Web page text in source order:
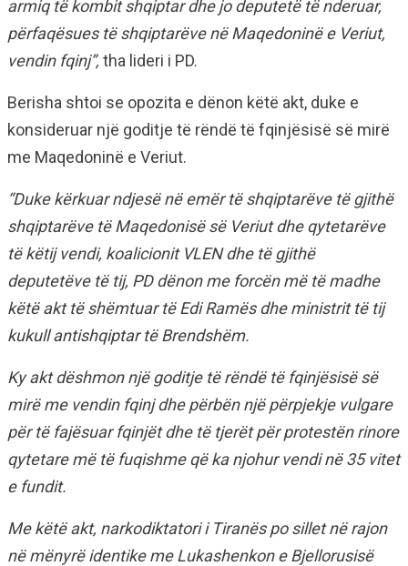
armiq të kombit shqiptar dhe jo deputetë të nderuar,
përfaqësues të shqiptarëve në Maqedoninë e Veriut,
vendin fqinj”, tha lideri i PD.
Berisha shtoi se opozita e dënon këtë akt, duke e
konsideruar një goditje të rëndë të fqinjësisë së mirë
me Maqedoninë e Veriut.
“Duke kërkuar ndjesë në emër të shqiptarëve të gjithë
shqiptarëve të Maqedonisë së Veriut dhe qytetarëve
të këtij vendi, koalicionit VLEN dhe të gjithë
deputetëve të tij, PD dënon me forcën më të madhe
këtë akt të shëmtuar të Edi Ramës dhe ministrit të tij
kukull antishqiptar të Brendshëm.
Ky akt dëshmon një goditje të rëndë të fqinjësisë së
mirë me vendin fqinj dhe përbën një përpjekje vulgare
për të fajësuar fqinjët dhe të tjerët për protestën rinore
qytetare më të fuqishme që ka njohur vendi në 35 vitet
e fundit.
Me këtë akt, narkodiktatori i Tiranës po sillet në rajon
në mënyrë identike me Lukashenkon e Bjellorusisë